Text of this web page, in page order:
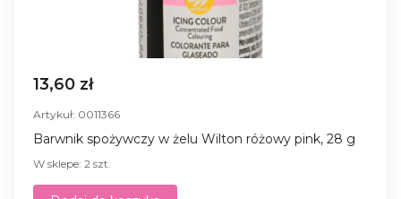
13,60 zł
Artykuł: 0011366
Barwnik spożywczy w żelu Wilton różowy pink, 28 g
W sklepe: 2 szt.